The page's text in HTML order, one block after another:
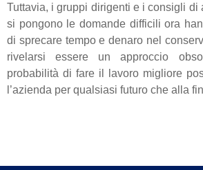
Tuttavia, i gruppi dirigenti e i consigli di
si pongono le domande difficili ora
di sprecare tempo e denaro nel
rivelarsi essere un approccio
probabilità di fare il lavoro migliore
l’azienda per qualsiasi futuro che alla